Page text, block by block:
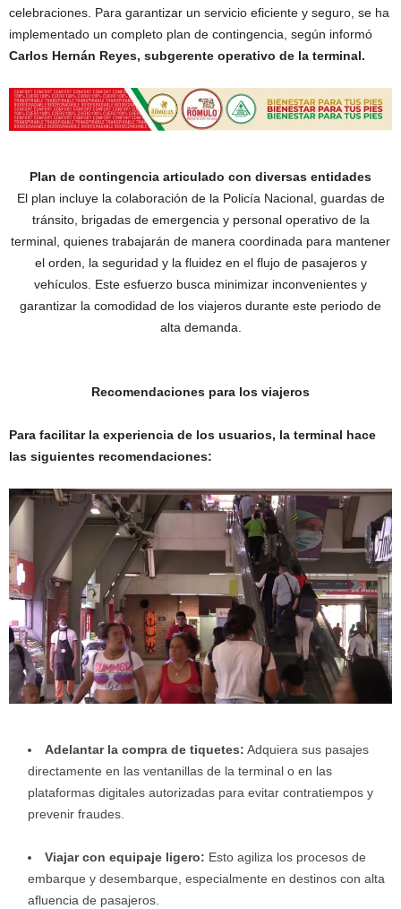
celebraciones. Para garantizar un servicio eficiente y seguro, se ha
implementado un completo plan de contingencia, según informó
Carlos Hernán Reyes, subgerente operativo de la terminal.
Plan de contingencia articulado con diversas entidades
El plan incluye la colaboración de la Policía Nacional, guardas de
tránsito, brigadas de emergencia y personal operativo de la
terminal, quienes trabajarán de manera coordinada para mantener
el orden, la seguridad y la fluidez en el flujo de pasajeros y
vehículos. Este esfuerzo busca minimizar inconvenientes y
garantizar la comodidad de los viajeros durante este periodo de
alta demanda.
Recomendaciones para los viajeros
Para facilitar la experiencia de los usuarios, la terminal hace
las siguientes recomendaciones:
Adelantar la compra de tiquetes: Adquiera sus pasajes
directamente en las ventanillas de la terminal o en las
plataformas digitales autorizadas para evitar contratiempos y
prevenir fraudes.
Viajar con equipaje ligero: Esto agiliza los procesos de
embarque y desembarque, especialmente en destinos con alta
afluencia de pasajeros.